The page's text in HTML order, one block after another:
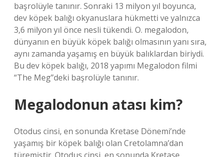
başrolüyle tanınır. Sonraki 13 milyon yıl boyunca,
dev köpek balığı okyanuslara hükmetti ve yalnızca
3,6 milyon yıl önce nesli tükendi. O. megalodon,
dünyanın en büyük köpek balığı olmasının yanı sıra,
aynı zamanda yaşamış en büyük balıklardan biriydi.
Bu dev köpek balığı, 2018 yapımı Megalodon filmi
“The Meg”deki başrolüyle tanınır.
Megalodonun atası kim?
Otodus cinsi, en sonunda Kretase Dönemi’nde
yaşamış bir köpek balığı olan Cretolamna’dan